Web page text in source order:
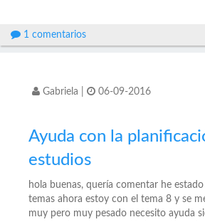
1 comentarios
Gabriela 06-09-2016
Ayuda con la
estudios
hola buenas, quería comentar he
temas ahora estoy con el tema 8 y se
muy pero muy pesado necesito ayuda